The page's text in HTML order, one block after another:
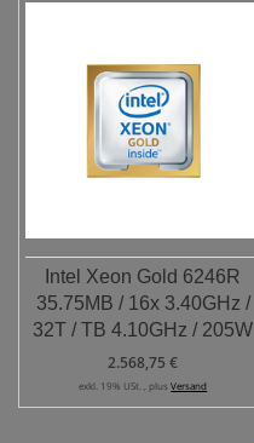
Intel Xeon Gold 6246R
35.75MB / 16x 3.40GHz /
32T / TB 4.10GHz / 205W
2.568,75 €
exkl. 19% USt. , plusVersand